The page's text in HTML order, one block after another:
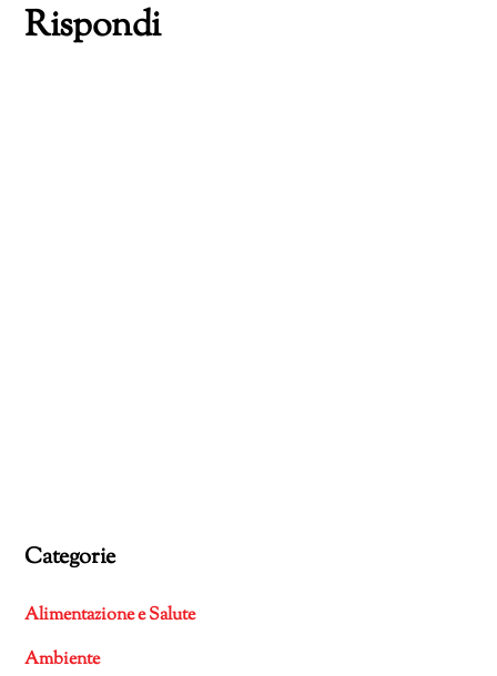
Rispondi
Categorie
Alimentazione e Salute
Ambiente